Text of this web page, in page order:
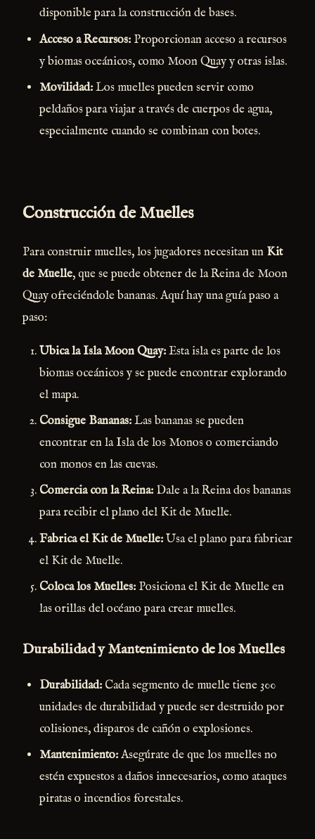
disponible para la construcción de bases.
Acceso a Recursos: Proporcionan acceso a recursos
y biomas oceánicos, como Moon Quay y otras islas.
Movilidad:Los muelles pueden servir como
peldaños para viajar a través de cuerpos de agua,
especialmente cuando se combinan con botes.
Construcción de Muelles
Para construir muelles, los jugadores necesitan un Kit
de Muelle, que se puede obtener de la Reina de Moon
Quay ofreciéndole bananas. Aquí hay una guía paso a
paso:
Ubica la Isla Moon Quay:Esta isla es parte de los
biomas oceánicos y se puede encontrar explorando
el mapa.
Consigue Bananas:Las bananas se pueden
encontrar en la Isla de los Monos o comerciando
con monos en las cuevas.
Comercia con la Reina: Dale a la Reina dos bananas
para recibir el plano del Kit de Muelle.
Fabrica el Kit de Muelle:Usa el plano para fabricar
el Kit de Muelle.
Coloca los Muelles: Posiciona el Kit de Muelle en
las orillas del océano para crear muelles.
Durabilidad y Mantenimiento de los Muelles
Durabilidad: Cada segmento de muelle tiene 300
unidades de durabilidad y puede ser destruido por
colisiones, disparos de cañón o explosiones.
Mantenimiento:Asegúrate de que los muelles no
estén expuestos a daños innecesarios, como ataques
piratas o incendios forestales.